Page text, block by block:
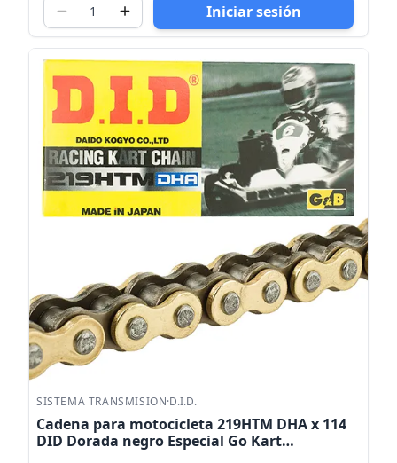
Iniciar sesión
SISTEMA TRANSMISION·D.I.D.
Cadena para motocicleta 219HTM DHA x 114
DID Dorada negro Especial Go Kart